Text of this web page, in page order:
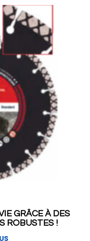
GRÂCE À DES
ROBUSTES !